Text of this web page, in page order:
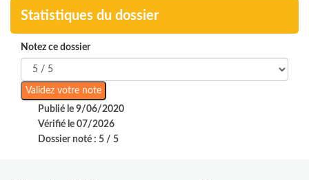
Statistiques du dossier
Notez ce dossier
Publié le 9/06/2020
Vérifié le 07/2026
Dossier noté : 5 / 5